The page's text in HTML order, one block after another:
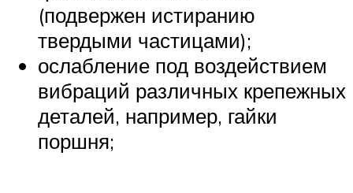
(подвержен истиранию
твердыми частицами);
ослабление под воздействием
вибраций различных крепежных
деталей, например, гайки
поршня;